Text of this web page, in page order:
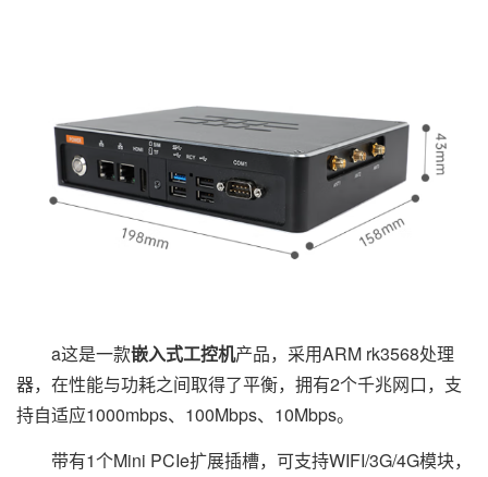
a这是一款嵌入式工控机产品，采用ARM rk3568处理
器，在性能与功耗之间取得了平衡，拥有2个千兆网口，支
持自适应1000mbps、100Mbps、10Mbps。
带有1个Mini PCIe扩展插槽，可支持WIFI/3G/4G模块，